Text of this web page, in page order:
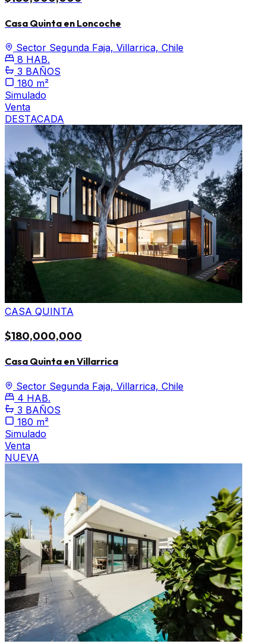
Casa Quinta en Loncoche
Sector Segunda Faja, Villarrica, Chile
8 HAB.
3 BAÑOS
180 m²
Simulado
Venta
DESTACADA
CASA QUINTA
$180,000,000
Casa Quinta en Villarrica
Sector Segunda Faja, Villarrica, Chile
4 HAB.
3 BAÑOS
180 m²
Simulado
Venta
NUEVA